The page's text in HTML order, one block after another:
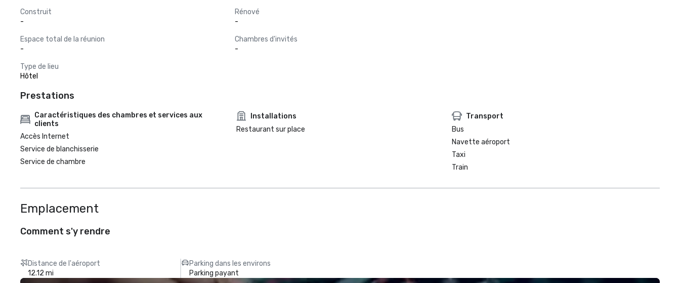
Construit
-
Rénové
-
Espace total de la réunion
-
Chambres d'invités
-
Type de lieu
Hôtel
Prestations
Caractéristiques des chambres et services aux
clients
Accès Internet
Service de blanchisserie
Service de chambre
Installations
Restaurant sur place
Transport
Bus
Navette aéroport
Taxi
Train
Emplacement
Comment s'y rendre
Distance de l'aéroport
12.12 mi
Parking dans les environs
Parking payant